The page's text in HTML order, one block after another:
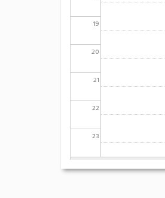
19
20
21
22
23